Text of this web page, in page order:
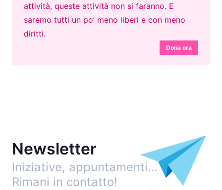
attività, queste attività non si faranno. E
saremo tutti un po’ meno liberi e con meno
diritti.
Dona ora
Newsletter
Iniziative, appuntamenti…
Rimani in contatto!